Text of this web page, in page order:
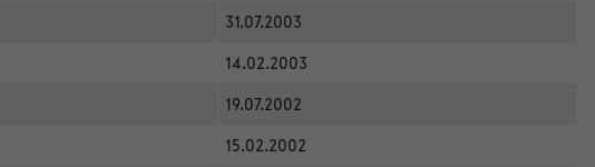
31.07.2003
14.02.2003
19.07.2002
15.02.2002